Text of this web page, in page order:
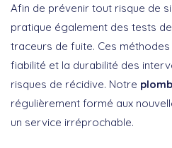
Afin de prévenir tout risque de
pratique également des tests
traceurs de fuite. Ces
fiabilité et la durabilité des
risques de récidive. Notre
régulièrement formé aux
un service irréprochable.